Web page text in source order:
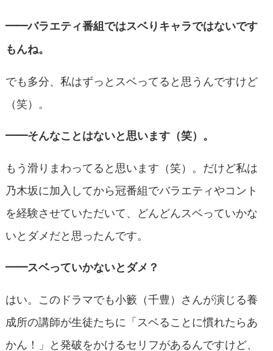
━━バラエティ番組ではスベりキャラではないです
もんね。
でも多分、私はずっとスベってると思うんですけど
（笑）。
━━そんなことはないと思います（笑）。
もう滑りまわってると思います（笑）。だけど私は
乃木坂に加入してから冠番組でバラエティやコント
を経験させていただいて、どんどんスベっていかな
いとダメだと思ったんです。
━━スベっていかないとダメ？
はい。このドラマでも小籔（千豊）さんが演じる養
成所の講師が生徒たちに「スベることに慣れたらあ
かん！」と発破をかけるセリフがあるんですけど、